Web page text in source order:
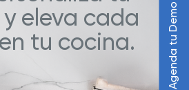
eleva cada
tu cocina.